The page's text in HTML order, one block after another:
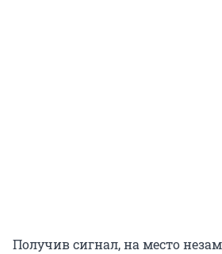
Получив сигнал, на место